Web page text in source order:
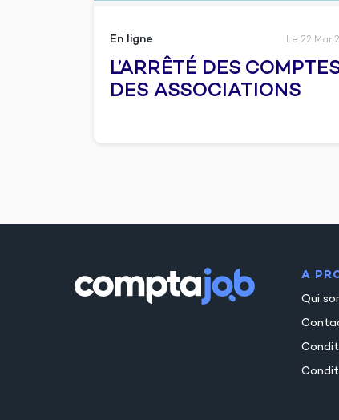
En ligne Le 22 Mar
L’ARRÊTÉ DES
DES ASSOCIATIONS
A
Qui